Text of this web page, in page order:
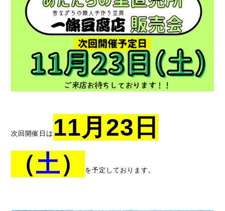
次回開催日は 11月23日
（土） を予定しております。